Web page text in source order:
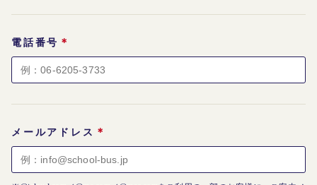
電話番号 ＊
メールアドレス ＊